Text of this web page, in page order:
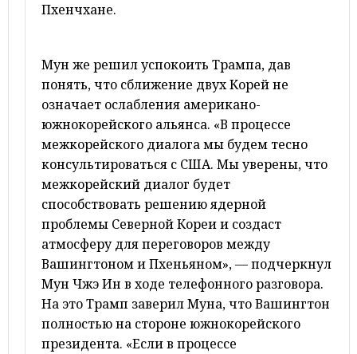
Пхенчхане.
Мун же решил успокоить Трампа, дав
понять, что сближение двух Корей не
означает ослабления американо-
южнокорейского альянса. «В процессе
межкорейского диалога мы будем тесно
консультироваться с США. Мы уверены, что
межкорейский диалог будет
способствовать решению ядерной
проблемы Северной Кореи и создаст
атмосферу для переговоров между
Вашингтоном и Пхеньяном», — подчеркнул
Мун Чжэ Ин в ходе телефонного разговора.
На это Трамп заверил Муна, что Вашингтон
полностью на стороне южнокорейского
президента. «Если в процессе